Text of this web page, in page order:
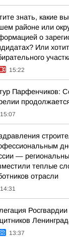
знать, какие
районе или
о
Или
15:22
Парфенчиков:
15:07
—
теплые
отрасли
14:31
13:37